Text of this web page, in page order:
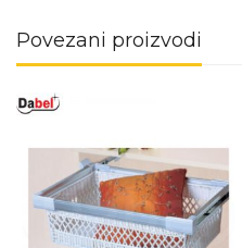
Povezani proizvodi